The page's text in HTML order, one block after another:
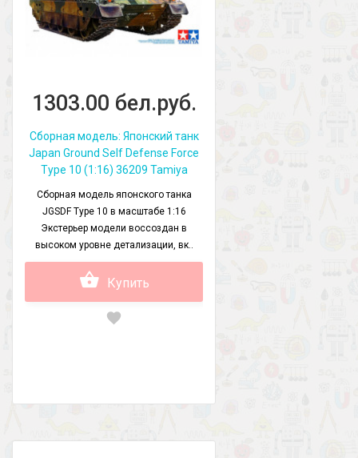
1303.00 бел.руб.
Сборная модель: Японский танк
Japan Ground Self Defense Force
Type 10 (1:16) 36209 Tamiya
Сборная модель японского танка
JGSDF Type 10 в масштабе 1:16
Экстерьер модели воссоздан в
высоком уровне детализации, вк..
Купить